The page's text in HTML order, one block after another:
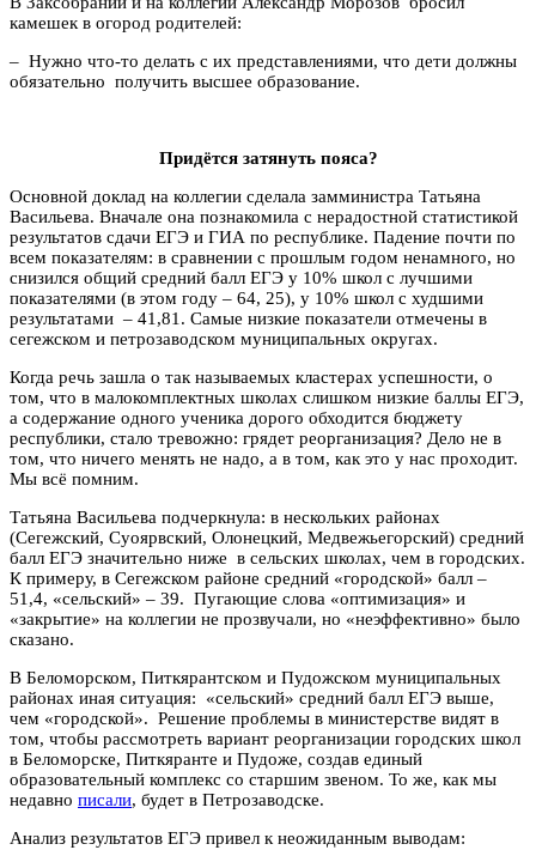
камешек в огород родителей:
– Нужно что-то делать с их представлениями, что дети должны
обязательно получить высшее образование.
Придётся затянуть пояса?
Основной доклад на коллегии сделала замминистра Татьяна
Васильева. Вначале она познакомила с нерадостной статистикой
результатов сдачи ЕГЭ и ГИА по республике. Падение почти по
всем показателям: в сравнении с прошлым годом ненамного, но
снизился общий средний балл ЕГЭ у 10% школ с лучшими
показателями (в этом году – 64, 25), у 10% школ с худшими
результатами – 41,81. Самые низкие показатели отмечены в
сегежском и петрозаводском муниципальных округах.
Когда речь зашла о так называемых кластерах успешности, о
том, что в малокомплектных школах слишком низкие баллы ЕГЭ,
а содержание одного ученика дорого обходится бюджету
республики, стало тревожно: грядет реорганизация? Дело не в
том, что ничего менять не надо, а в том, как это у нас проходит.
Мы всё помним.
Татьяна Васильева подчеркнула: в нескольких районах
(Сегежский, Суоярвский, Олонецкий, Медвежьегорский) средний
балл ЕГЭ значительно ниже в сельских школах, чем в городских.
К примеру, в Сегежском районе средний «городской» балл –
51,4, «сельский» – 39. Пугающие слова «оптимизация» и
«закрытие» на коллегии не прозвучали, но «неэффективно» было
сказано.
В Беломорском, Питкярантском и Пудожском муниципальных
районах иная ситуация: «сельский» средний балл ЕГЭ выше,
чем «городской». Решение проблемы в министерстве видят в
том, чтобы рассмотреть вариант реорганизации городских школ
в Беломорске, Питкяранте и Пудоже, создав единый
образовательный комплекс со старшим звеном. То же, как мы
недавно писали, будет в Петрозаводске.
Анализ результатов ЕГЭ привел к неожиданным выводам: